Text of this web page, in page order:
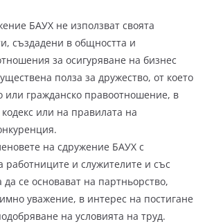
БАУХ не използват своята
създадени в общността и
за осигуряване на бизнес
полза за дружество, от което
или гражданско правоотношение, в
или на правилата на
на сдружение БАУХ с
работниците и служителите и със
да се основават на партньорство,
уважение, в интерес на постигане
на условията на труд.